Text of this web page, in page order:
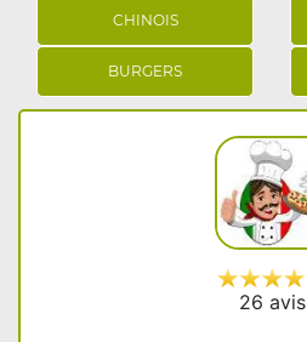
CHINOIS
BURGERS
26 avis